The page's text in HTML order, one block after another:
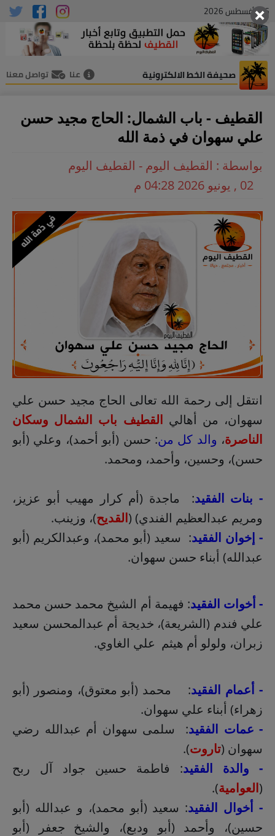
06 , أغسطس 2026
صحيفة الخط الالكترونية عنا تواصل معنا
القطيف - باب الشمال: الحاج مجيد حسن
علي سهوان في ذمة الله
بواسطة : القطيف اليوم - القطيف اليوم
02 , يونيو 2026 04:28 م
انتقل إلى رحمة الله تعالى الحاج مجيد حسن علي
سهوان، من أهالي القطيف باب الشمال وسكان
الناصرة، والد كل من: حسن (أبو أحمد)، وعلي (أبو
حسن)، وحسين، وأحمد، ومحمد.
- بنات الفقيد: ماجدة (أم كرار مهيب أبو عزيز،
ومريم عبدالعظيم الفندي) (القديح)، وزينب.
- إخوان الفقيد: سعيد (أبو محمد)، وعبدالكريم (أبو
عبدالله) أبناء حسن سهوان.
- أخوات الفقيد: فهيمة أم الشيخ محمد حسن محمد
علي فندم (الشريعة)، خديجة أم عبدالمحسن سعيد
زبران، ولولو أم هيثم علي الغاوي.
- أعمام الفقيد: محمد (أبو معتوق)، ومنصور (أبو
زهراء) أبناء علي سهوان.
- عمات الفقيد: سلمى سهوان أم عبدالله رضي
سهوان (تاروت).
- والدة الفقيد: فاطمة حسين جواد آل ربح
(العوامية).
- أخوال الفقيد: سعيد (أبو محمد)، و عبدالله (أبو
حسين)، وأحمد (أبو ودبع)، والشيخ جعفر (أبو